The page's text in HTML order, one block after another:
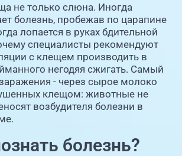
не только слюна. Иногда
болезнь, пробежав по царапине
лопается в руках бдительной
специалисты рекомендуют
с клещем производить в
негодяя сжигать. Самый
- через сырое молоко
клещом: животные не
возбудителя болезни в
болезнь?